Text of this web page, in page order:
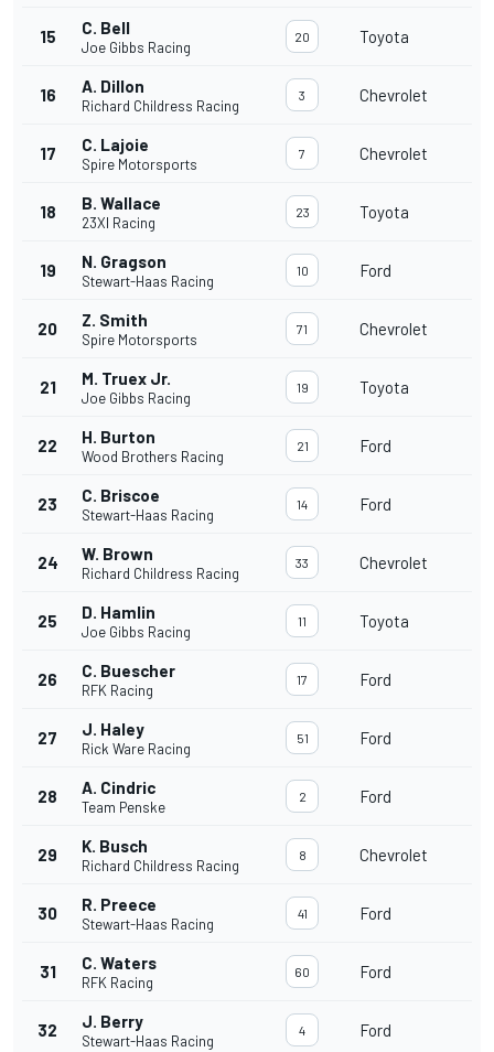
15 C. Bell
Joe Gibbs Racing
20 Toyota
16 A. Dillon
Richard Childress Racing
3 Chevrolet
17 C. Lajoie
Spire Motorsports
7 Chevrolet
18 B. Wallace
23XI Racing
23 Toyota
19 N. Gragson
Stewart-Haas Racing
10 Ford
20 Z. Smith
Spire Motorsports
71 Chevrolet
21 M. Truex Jr.
Joe Gibbs Racing
19 Toyota
22 H. Burton
Wood Brothers Racing
21 Ford
23 C. Briscoe
Stewart-Haas Racing
14 Ford
24 W. Brown
Richard Childress Racing
33 Chevrolet
25 D. Hamlin
Joe Gibbs Racing
11 Toyota
26 C. Buescher
RFK Racing
17 Ford
27 J. Haley
Rick Ware Racing
51 Ford
28 A. Cindric
Team Penske
2 Ford
29 K. Busch
Richard Childress Racing
8 Chevrolet
30 R. Preece
Stewart-Haas Racing
41 Ford
31 C. Waters
RFK Racing
60 Ford
32 J. Berry
Stewart-Haas Racing
4 Ford